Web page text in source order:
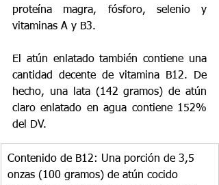
proteína magra, fósforo, selenio y
vitaminas A y B3.
El atún enlatado también contiene una
cantidad decente de vitamina B12. De
hecho, una lata (142 gramos) de atún
claro enlatado en agua contiene 152%
del DV.
Contenido de B12: Una porción de 3,5
onzas (100 gramos) de atún cocido